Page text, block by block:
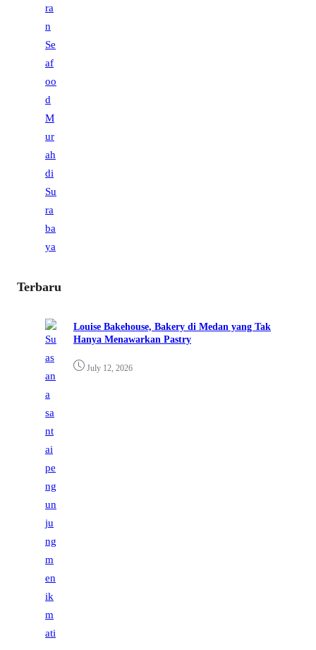
Terbaru
Louise Bakehouse, Bakery di Medan yang Tak
Hanya Menawarkan Pastry
July 12, 2026